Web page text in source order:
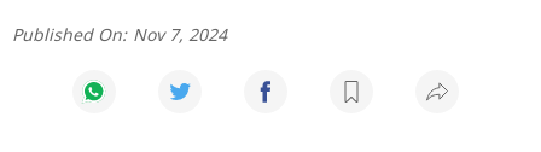
Published On: Nov 7, 2024